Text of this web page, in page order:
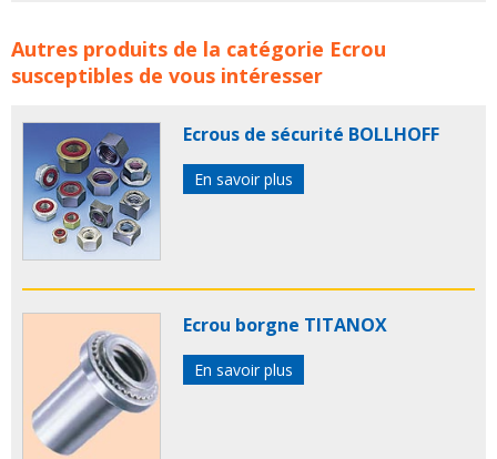
Ecrous noyés AMECA concerne les familles de produits :
ecrou ecrous ameca visserie ecrou noye
element de serrage
Autres produits de la catégorie Ecrou
susceptibles de vous intéresser
Ecrous de sécurité BOLLHOFF
En savoir plus
Ecrou borgne TITANOX
En savoir plus